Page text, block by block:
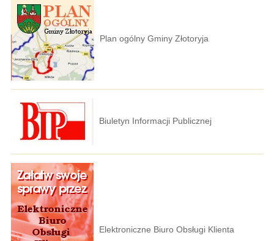
Plan ogólny Gminy Złotoryja
Biuletyn Informacji Publicznej
Elektroniczne Biuro Obsługi Klienta